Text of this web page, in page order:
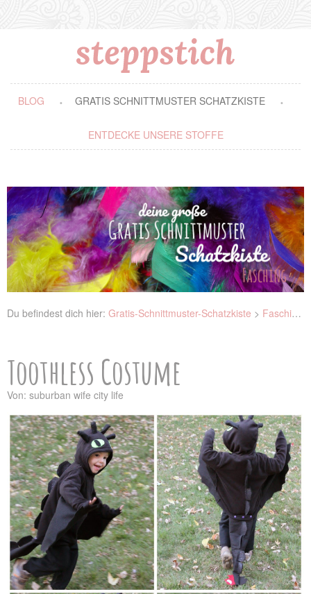
BLOG GRATIS SCHNITTMUSTER SCHATZKISTE
ENTDECKE UNSERE STOFFE
Du befindest dich hier: Gratis-Schnittmuster-Schatzkiste > Fasching
Toothless Costume
Von: suburban wife city life